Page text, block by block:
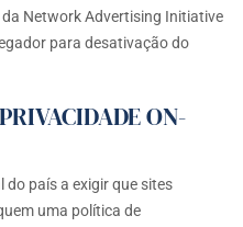
Network Advertising Initiative
para desativação do
ON-
do país a exigir que sites
uma política de